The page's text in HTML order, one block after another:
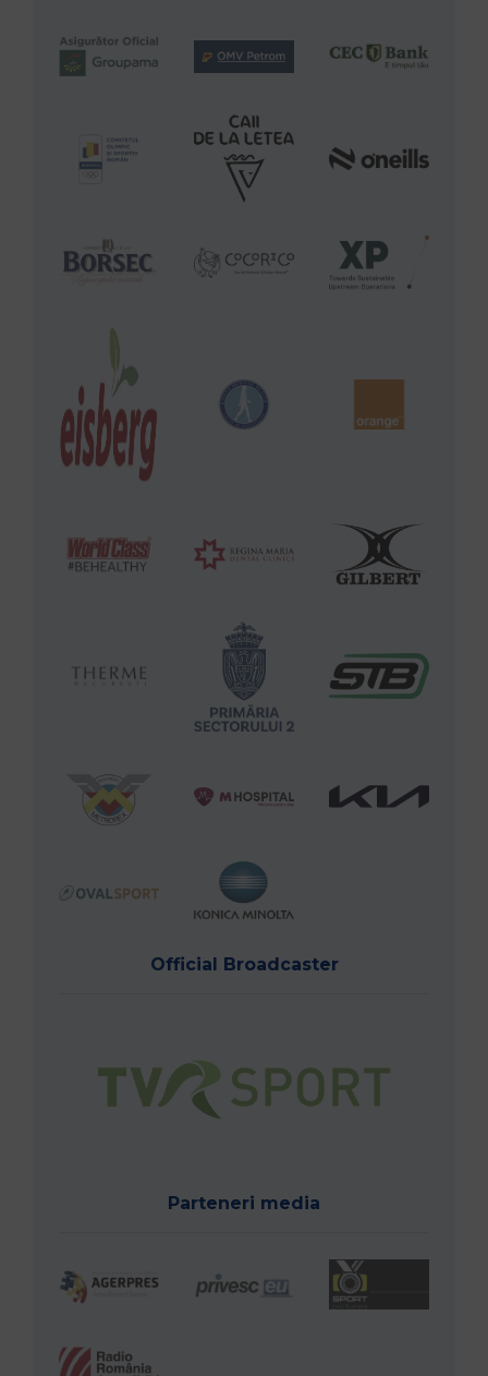
Official Broadcaster
Parteneri media